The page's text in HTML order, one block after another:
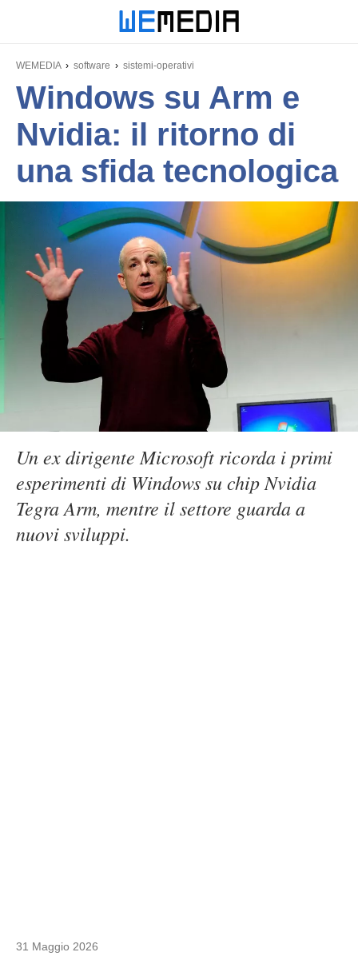
WEMEDIA software sistemi-operativi
Windows su Arm e
Nvidia: il ritorno di
una sfida tecnologica
Un ex dirigente Microsoft ricorda i primi
esperimenti di Windows su chip Nvidia
Tegra Arm, mentre il settore guarda a
nuovi sviluppi.
31 Maggio 2026